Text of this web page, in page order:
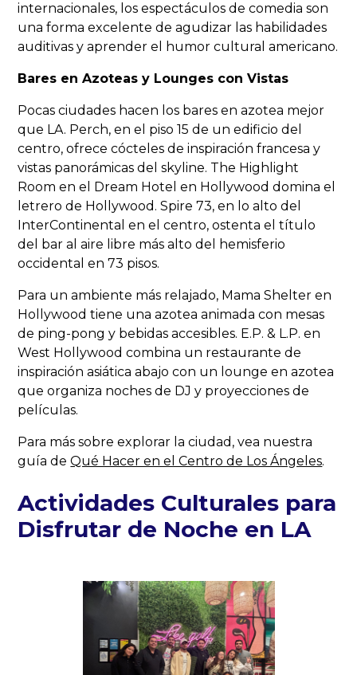
internacionales, los espectáculos de comedia son
una forma excelente de agudizar las habilidades
auditivas y aprender el humor cultural americano.
Bares en Azoteas y Lounges con Vistas
Pocas ciudades hacen los bares en azotea mejor
que LA. Perch, en el piso 15 de un edificio del
centro, ofrece cócteles de inspiración francesa y
vistas panorámicas del skyline. The Highlight
Room en el Dream Hotel en Hollywood domina el
letrero de Hollywood. Spire 73, en lo alto del
InterContinental en el centro, ostenta el título
del bar al aire libre más alto del hemisferio
occidental en 73 pisos.
Para un ambiente más relajado, Mama Shelter en
Hollywood tiene una azotea animada con mesas
de ping-pong y bebidas accesibles. E.P. & L.P. en
West Hollywood combina un restaurante de
inspiración asiática abajo con un lounge en azotea
que organiza noches de DJ y proyecciones de
películas.
Para más sobre explorar la ciudad, vea nuestra
guía deQué Hacer en el Centro de Los Ángeles.
Actividades Culturales para
Disfrutar de Noche en LA